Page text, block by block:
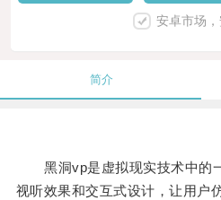
安卓市场
简介
黑洞vp是虚拟现实技术中的
视听效果和交互式设计，让用户